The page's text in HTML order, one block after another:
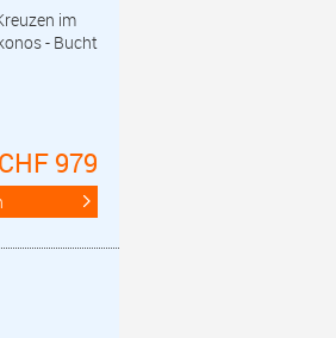
im
- Bucht
CHF 979